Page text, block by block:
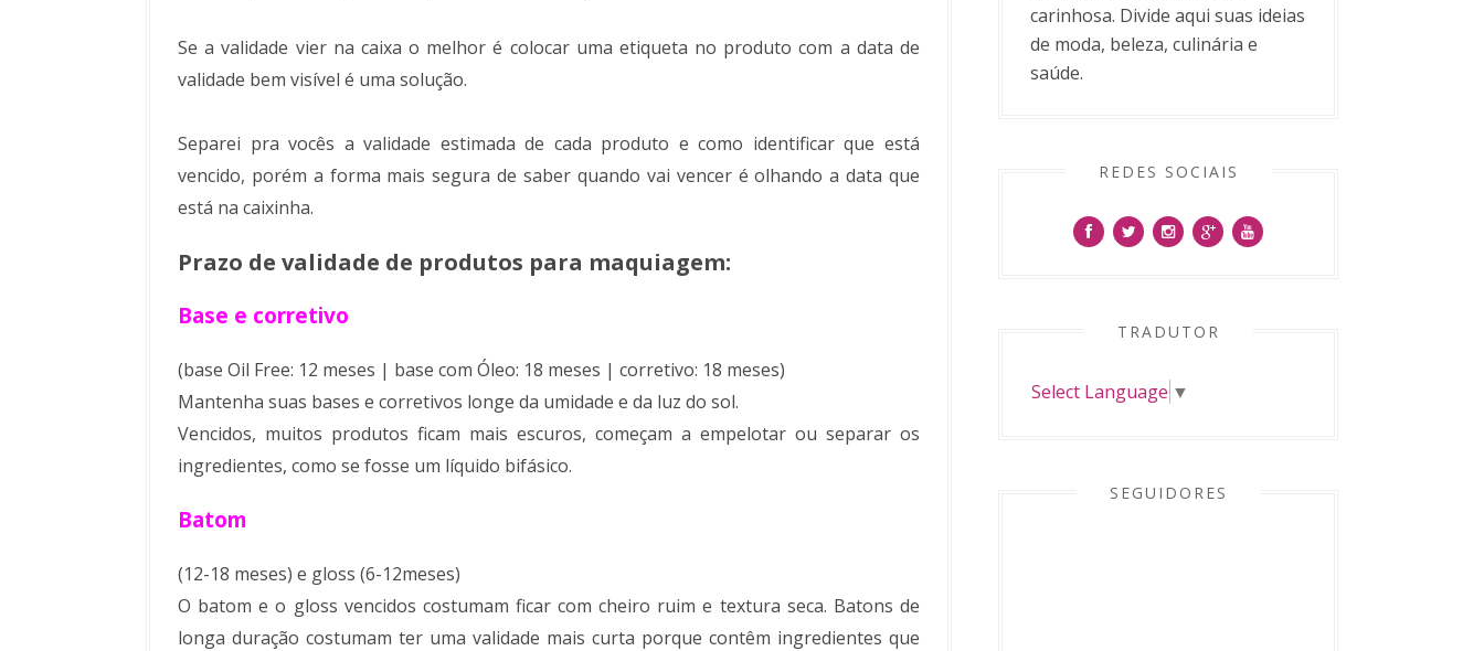
Se a validade vier na caixa o melhor é colocar uma etiqueta no produto com a data de
validade bem visível é uma solução.
Separei pra vocês a validade estimada de cada produto e como identificar que está
vencido, porém a forma mais segura de saber quando vai vencer é olhando a data que
está na caixinha.
Prazo de validade de produtos para maquiagem:
Base e corretivo
(base Oil Free: 12 meses | base com Óleo: 18 meses | corretivo: 18 meses)
Mantenha suas bases e corretivos longe da umidade e da luz do sol.
Vencidos, muitos produtos ficam mais escuros, começam a empelotar ou separar os
ingredientes, como se fosse um líquido bifásico.
Batom
(12-18 meses) e gloss (6-12meses)
O batom e o gloss vencidos costumam ficar com cheiro ruim e textura seca. Batons de
longa duração costumam ter uma validade mais curta porque contêm ingredientes que
carinhosa. Divide aqui suas ideias
de moda, beleza, culinária e
saúde.
REDES SOCIAIS
TRADUTOR
Select Language ▼
SEGUIDORES